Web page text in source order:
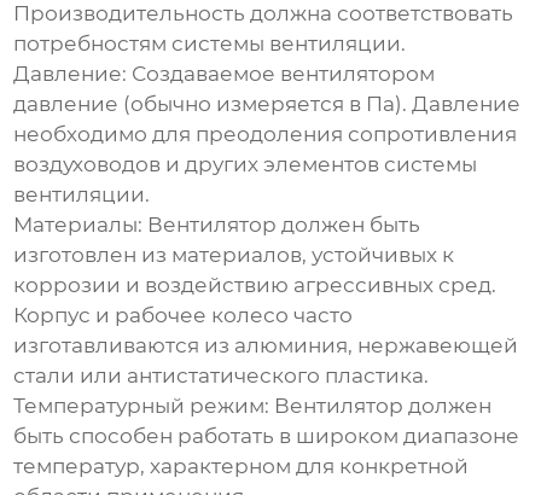
Производительность должна соответствовать
потребностям системы вентиляции.
Давление: Создаваемое вентилятором
давление (обычно измеряется в Па). Давление
необходимо для преодоления сопротивления
воздуховодов и других элементов системы
вентиляции.
Материалы: Вентилятор должен быть
изготовлен из материалов, устойчивых к
коррозии и воздействию агрессивных сред.
Корпус и рабочее колесо часто
изготавливаются из алюминия, нержавеющей
стали или антистатического пластика.
Температурный режим: Вентилятор должен
быть способен работать в широком диапазоне
температур, характерном для конкретной